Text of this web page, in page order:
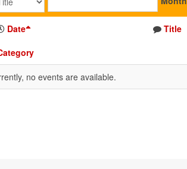
Date Title
no events are available.